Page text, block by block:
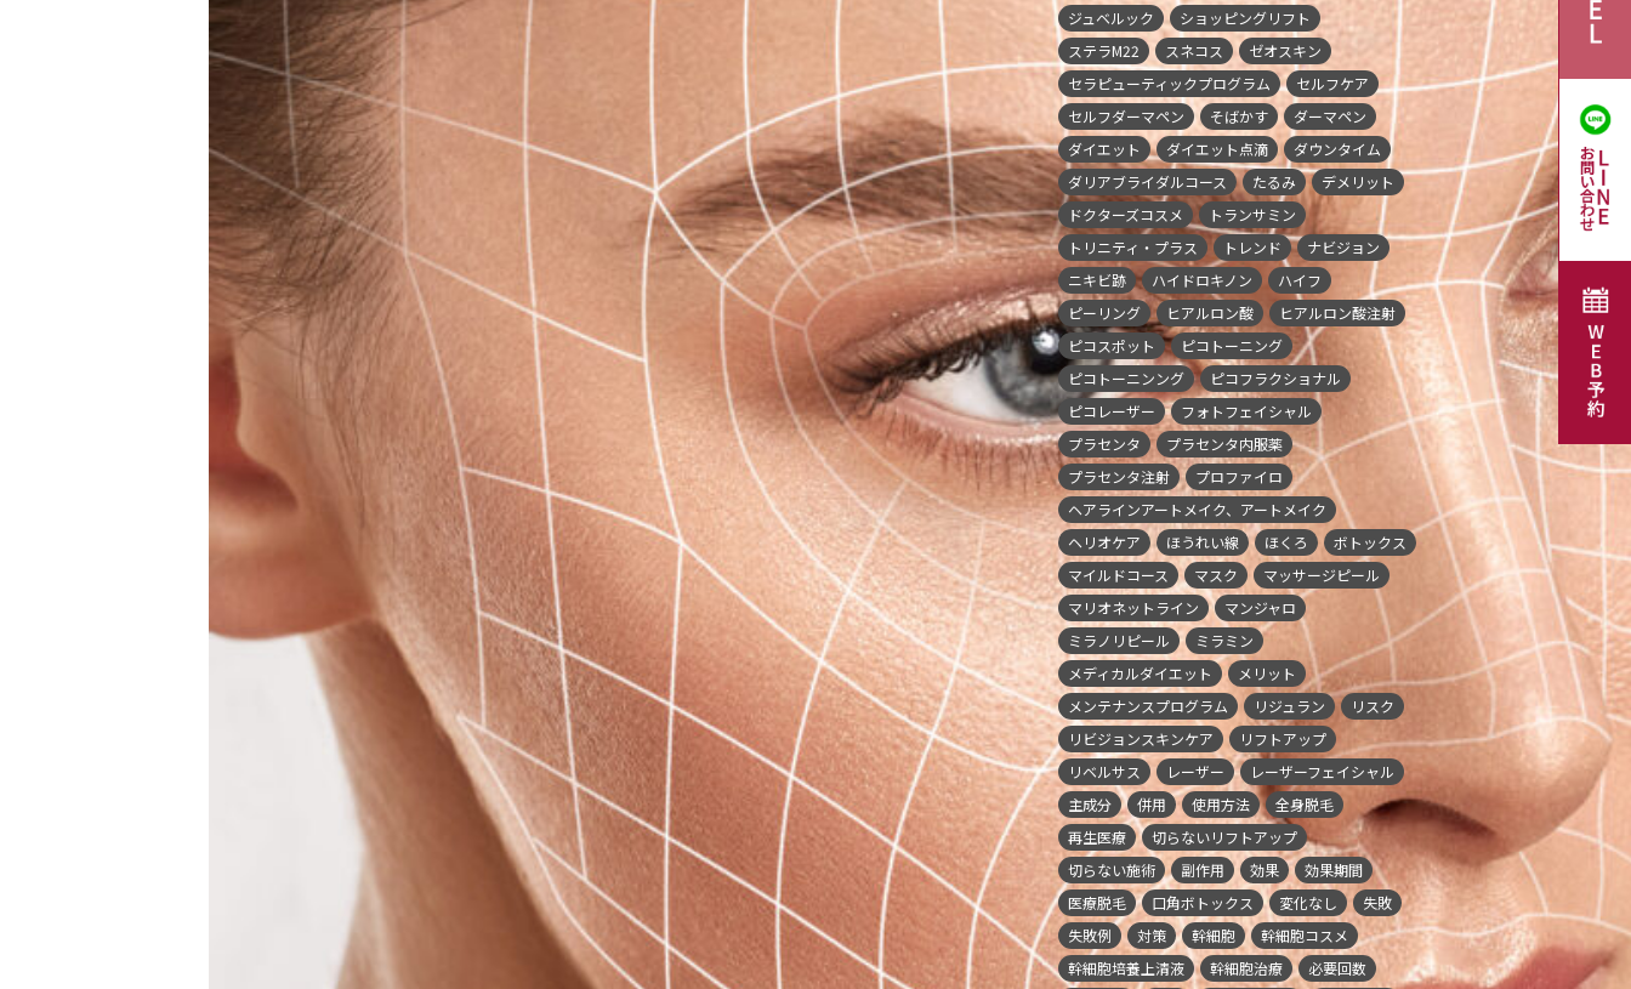
ジュベルック
ショッピングリフト
ステラM22
スネコス
ゼオスキン
セラピューティックプログラム
セルフケア
セルフダーマペン
そばかす
ダーマペン
ダイエット
ダイエット点滴
ダウンタイム
ダリアブライダルコース
たるみ
デメリット
ドクターズコスメ
トランサミン
トリニティ・プラス
トレンド
ナビジョン
ニキビ跡
ハイドロキノン
ハイフ
ピーリング
ヒアルロン酸
ヒアルロン酸注射
ピコスポット
ピコトーニング
ピコトーニンング
ピコフラクショナル
ピコレーザー
フォトフェイシャル
プラセンタ
プラセンタ内服薬
プラセンタ注射
プロファイロ
ヘアラインアートメイク、アートメイク
ヘリオケア
ほうれい線 ほくろ
ボトックス
マイルドコース
マスク
マッサージピール
マリオネットライン
マンジャロ
ミラノリピール
ミラミン
メディカルダイエット
メリット
メンテナンスプログラム
リジュラン
リスク
リビジョンスキンケア
リフトアップ
リベルサス
レーザー
レーザーフェイシャル
主成分
併用 使用方法
全身脱毛
再生医療
切らないリフトアップ
切らない施術
副作用 効果
効果期間
医療脱毛
口角ボトックス 変化なし
失敗
失敗例
対策 幹細胞
幹細胞コスメ
幹細胞培養上清液
幹細胞治療
必要回数